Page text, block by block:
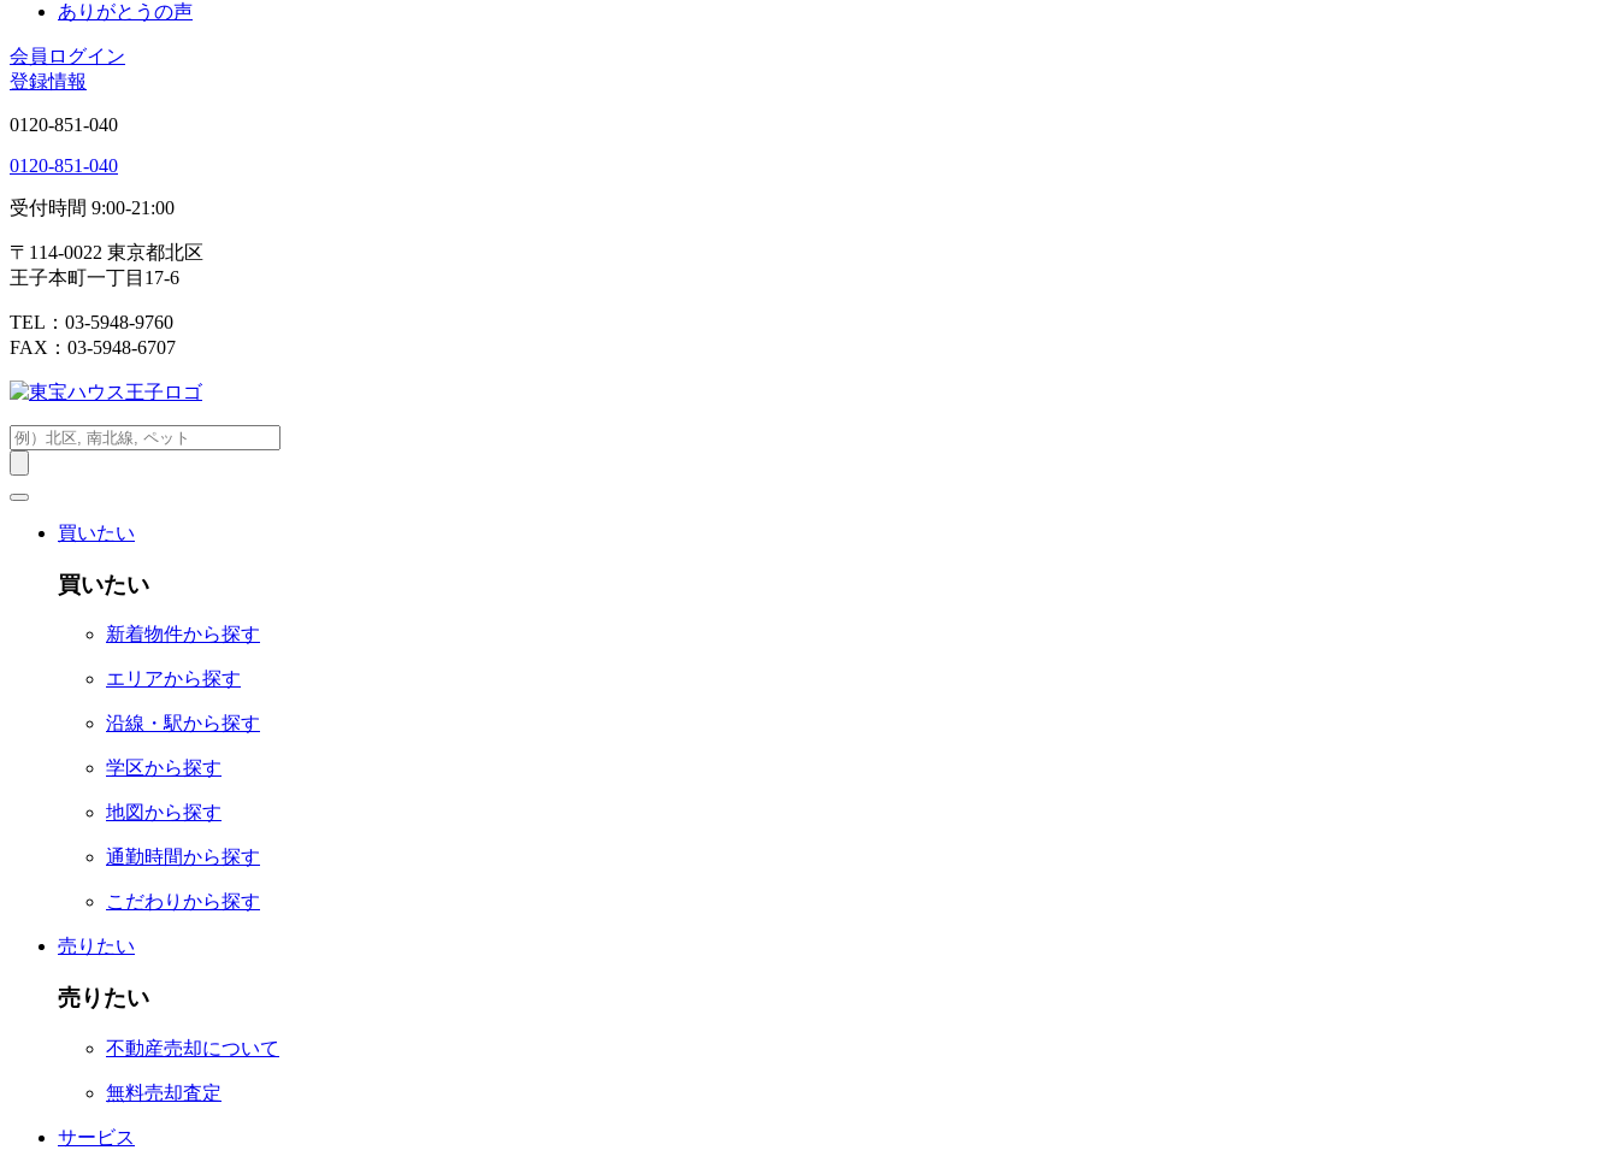
ありがとうの声
会員ログイン
登録情報
0120-851-040
0120-851-040
受付時間 9:00-21:00
〒114-0022 東京都北区
王子本町一丁目17-6
TEL：03-5948-9760
FAX：03-5948-6707
買いたい
買いたい
新着物件から探す
エリアから探す
沿線・駅から探す
学区から探す
地図から探す
通勤時間から探す
こだわりから探す
売りたい
売りたい
不動産売却について
無料売却査定
サービス